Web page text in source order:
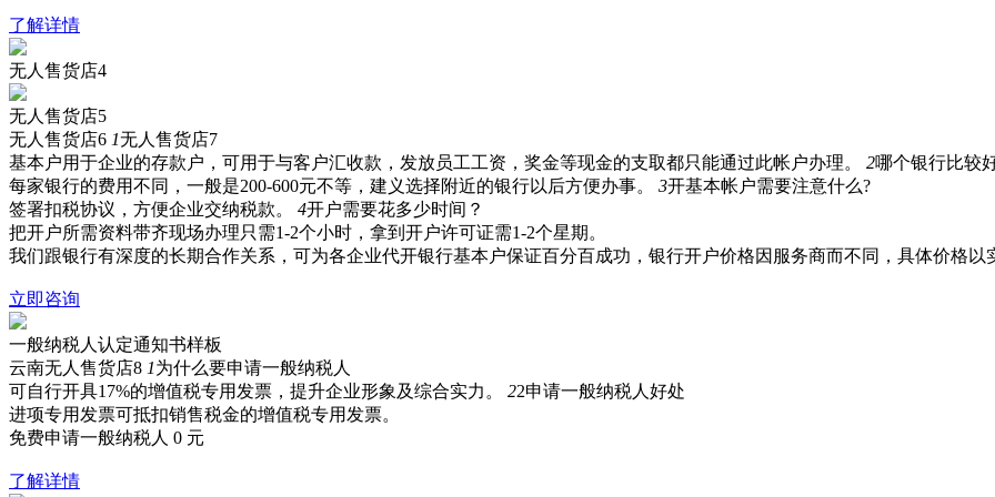
了解详情
无人售货店4
无人售货店5
无人售货店6 1无人售货店7
基本户用于企业的存款户，可用于与客户汇收款，发放员工工资，奖金等现金的支取都只能通过此帐户办理。
2哪个银行比较
每家银行的费用不同，一般是200-600元不等，建义选择附近的银行以后方便办事。
3开基本帐户需要注意什么?
签署扣税协议，方便企业交纳税款。
4开户需要花多少时间？
把开户所需资料带齐现场办理只需1-2个小时，拿到开户许可证需1-2个星期。
我们跟银行有深度的长期合作关系，可为各企业代开银行基本户保证百分百成功，银行开户价格因服务商而不同，具体价格以
立即咨询
一般纳税人认定通知书样板
云南无人售货店8 1为什么要申请一般纳税人
可自行开具17%的增值税专用发票，提升企业形象及综合实力。
22申请一般纳税人好处
进项专用发票可抵扣销售税金的增值税专用发票。
免费申请一般纳税人 0 元
了解详情